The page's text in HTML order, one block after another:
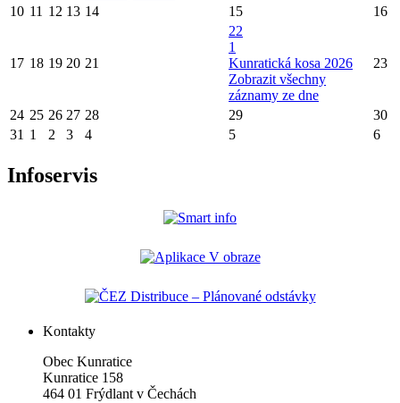
10 11 12 13 14 15 16
17 18 19 20 21
22
1
Kunratická kosa 2026
Zobrazit všechny
záznamy ze dne
23
24 25 26 27 28 29
30
31 1 2 3 4 5 6
Infoservis
Kontakty
Obec Kunratice
Kunratice 158
464 01 Frýdlant v Čechách